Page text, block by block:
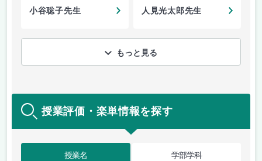
小谷聡子先生 人見光太郎先生
もっと見る
授業評価・楽単情報を探す
授業名 学部学科